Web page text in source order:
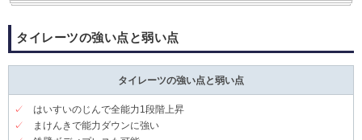
タイレーツの強い点と弱い点
タイレーツの強い点と弱い点
✓ はいすいのじんで全能力1段階上昇
✓
まけんきで能力ダウンに強い